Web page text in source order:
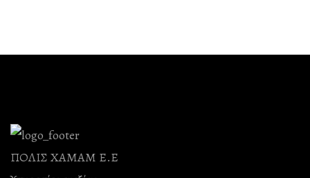
ΠΟΛΙΣ ΧΑΜΑΜ Ε.Ε